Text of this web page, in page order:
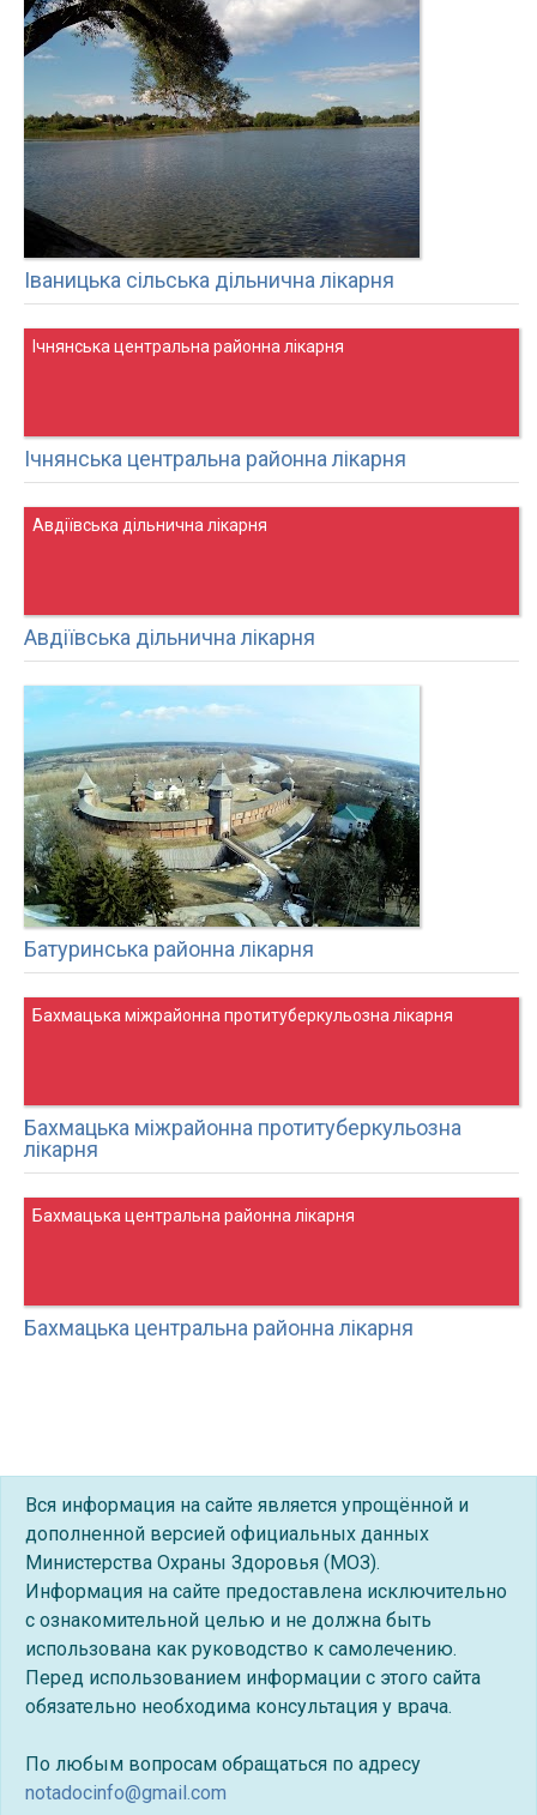
Іваницька сільська дільнична лікарня
Ічнянська центральна районна лікарня
Ічнянська центральна районна лікарня
Авдіївська дільнична лікарня
Авдіївська дільнична лікарня
Батуринська районна лікарня
Бахмацька міжрайонна протитуберкульозна лікарня
Бахмацька міжрайонна протитуберкульозна
лікарня
Бахмацька центральна районна лікарня
Бахмацька центральна районна лікарня
Вся информация на сайте является упрощённой и
дополненной версией официальных данных
Министерства Охраны Здоровья (МОЗ).
Информация на сайте предоставлена исключительно
с ознакомительной целью и не должна быть
использована как руководство к самолечению.
Перед использованием информации с этого сайта
обязательно необходима консультация у врача.
По любым вопросам обращаться по адресу
notadocinfo@gmail.com